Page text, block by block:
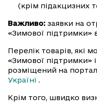
(крім підакцизних
Важливо: заявки на
«Зимової
Перелік товарів, які
«Зимової підтримки»
розміщений на
Україні .
Крім того, швидко